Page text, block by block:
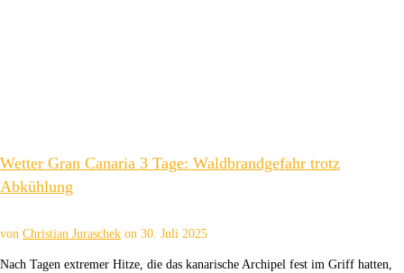
Wetter Gran Canaria 3 Tage: Waldbrandgefahr trotz
Abkühlung
von Christian Juraschek on 30. Juli 2025
Nach Tagen extremer Hitze, die das kanarische Archipel fest im Griff hatten,